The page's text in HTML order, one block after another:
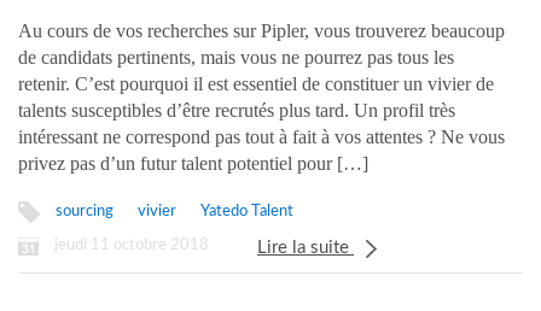
pertinent de candidats avec Pipler
Au cours de vos recherches sur Pipler, vous trouverez beaucoup
de candidats pertinents, mais vous ne pourrez pas tous les
retenir. C’est pourquoi il est essentiel de constituer un vivier de
talents susceptibles d’être recrutés plus tard. Un profil très
intéressant ne correspond pas tout à fait à vos attentes ? Ne vous
privez pas d’un futur talent potentiel pour […]
sourcing vivier Yatedo Talent
jeudi 11 octobre 2018 Lire la suite